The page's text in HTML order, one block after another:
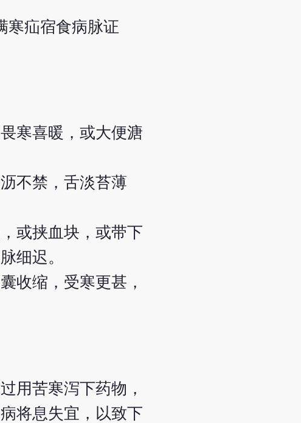
寒疝宿食病脉证
寒喜暖，或大便溏
不禁，舌淡苔薄
或挟血块，或带下
细迟。
收缩，受寒更甚，
用苦寒泻下药物，
将息失宜，以致下